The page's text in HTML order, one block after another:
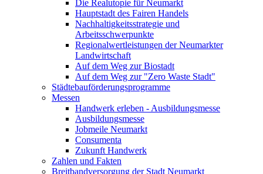
Die Realutopie für Neumarkt
Hauptstadt des Fairen Handels
Nachhaltigkeitsstrategie und
Arbeitsschwerpunkte
Regionalwertleistungen der Neumarkter
Landwirtschaft
Auf dem Weg zur Biostadt
Auf dem Weg zur "Zero Waste Stadt"
Städtebauförderungsprogramme
Messen
Handwerk erleben - Ausbildungsmesse
Ausbildungsmesse
Jobmeile Neumarkt
Consumenta
Zukunft Handwerk
Zahlen und Fakten
Breitbandversorgung der Stadt Neumarkt